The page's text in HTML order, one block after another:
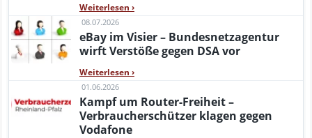
Weiterlesen ›
08.07.2026
eBay im Visier – Bundesnetzagentur
wirft Verstöße gegen DSA vor
Weiterlesen ›
01.06.2026
Kampf um Router-Freiheit –
Verbraucherschützer klagen gegen
Vodafone